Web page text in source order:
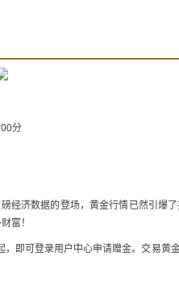
分
经济数据的登场，黄金行情已然引爆
富！
，即可登录用户中心申请赠金。交易黄